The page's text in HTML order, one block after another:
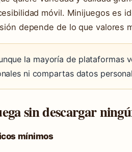
móvil. Minijuegos es
depende de lo que valores
la mayoría de plataformas
ni compartas datos
sin descargar
mínimos